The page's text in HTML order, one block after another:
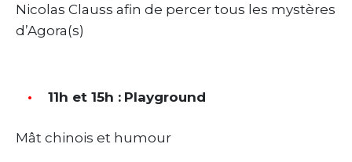
Nicolas Clauss afin de percer tous les mystères
d’Agora(s)
11h et 15h : Playground
Mât chinois et humour